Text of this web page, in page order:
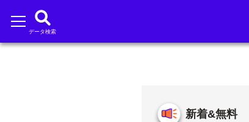
データ検索
新着&無料